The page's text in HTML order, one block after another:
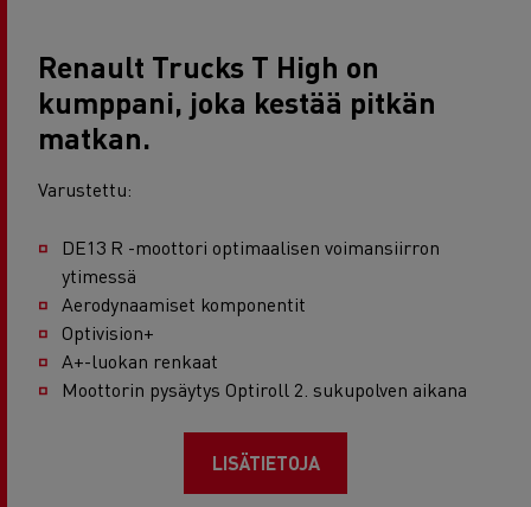
Renault Trucks T High on
kumppani, joka kestää pitkän
matkan.
Varustettu:
DE13 R -moottori optimaalisen voimansiirron
ytimessä
Aerodynaamiset komponentit
Optivision+
A+-luokan renkaat
Moottorin pysäytys Optiroll 2. sukupolven aikana
LISÄTIETOJA